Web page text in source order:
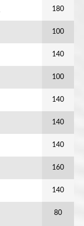
180
100
140
100
140
140
140
160
140
80